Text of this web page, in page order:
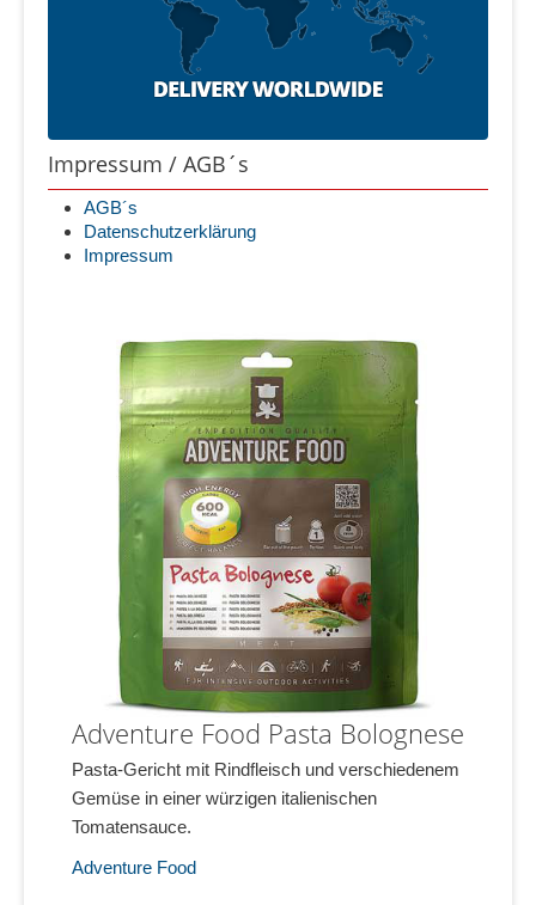
Impressum / AGB´s
AGB´s
Datenschutzerklärung
Impressum
Adventure Food Pasta Bolognese
Pasta-Gericht mit Rindfleisch und verschiedenem
Gemüse in einer würzigen italienischen
Tomatensauce.
Adventure Food